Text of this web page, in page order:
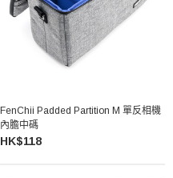
FenChii Padded Partition M 單反相機
內膽中碼
HK$118